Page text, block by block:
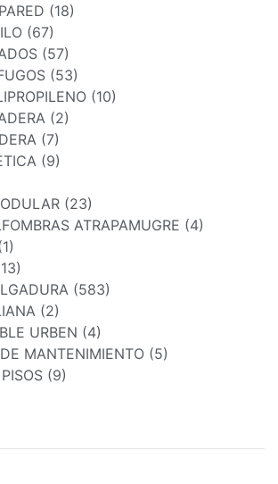
(18)
(67)
(57)
(53)
(10)
(2)
(7)
(9)
(23)
ATRAPAMUGRE (4)
(583)
(2)
URBEN (4)
MANTENIMIENTO (5)
(9)